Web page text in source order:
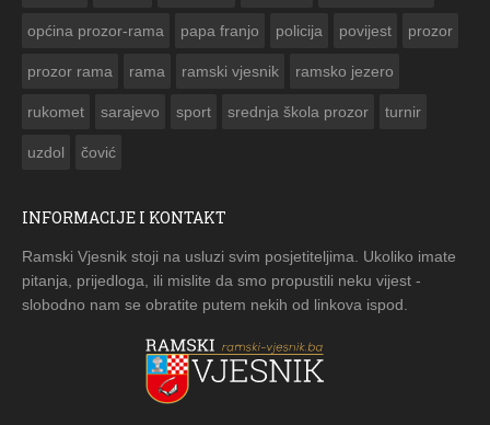
općina prozor-rama papa franjo policija povijest prozor
prozor rama rama ramski vjesnik ramsko jezero
rukomet sarajevo sport srednja škola prozor turnir
uzdol čović
INFORMACIJE I KONTAKT
Ramski Vjesnik stoji na usluzi svim posjetiteljima. Ukoliko imate
pitanja, prijedloga, ili mislite da smo propustili neku vijest -
slobodno nam se obratite putem nekih od linkova ispod.